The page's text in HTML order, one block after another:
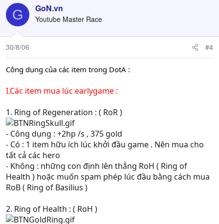
G GoN.vn
Youtube Master Race
30/8/06 #4
Công dụng của các item trong DotA :
I.Các item mua lúc earlygame :
1. Ring of Regeneration : ( RoR )
- Công dụng : +2hp /s , 375 gold
- Có : 1 item hữu ích lúc khởi đầu game . Nên mua cho
tất cả các hero
- Không : những con định lên thẳng RoH ( Ring of
Health ) hoặc muốn spam phép lúc đầu bằng cách mua
RoB ( Ring of Basilius )
2. Ring of Health : ( RoH )